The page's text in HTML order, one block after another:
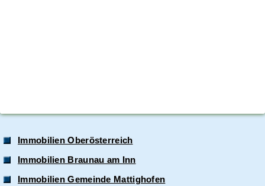
Immobilien Oberösterreich
Immobilien Braunau am Inn
Immobilien Gemeinde Mattighofen